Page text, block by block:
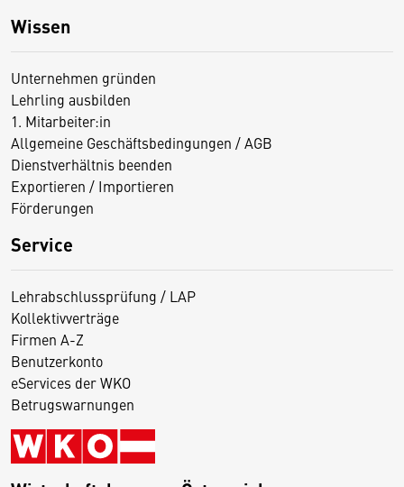
Wissen
Unternehmen gründen
Lehrling ausbilden
1. Mitarbeiter:in
Allgemeine Geschäftsbedingungen / AGB
Dienstverhältnis beenden
Exportieren / Importieren
Förderungen
Service
Lehrabschlussprüfung / LAP
Kollektivverträge
Firmen A-Z
Benutzerkonto
eServices der WKO
Betrugswarnungen